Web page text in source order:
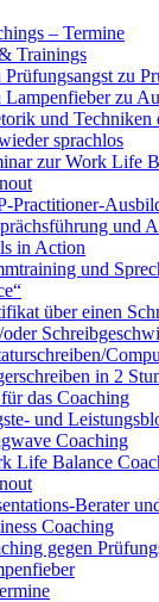
– Termine
Trainings
Prüfungsangst zu
Lampenfieber zu
und Techniken
sprachlos
zur Work Life
Practitioner-
und
in Action
und
über einen
in 2
das Coaching
und
Coaching
Life Balance
Berater
Coaching
gegen